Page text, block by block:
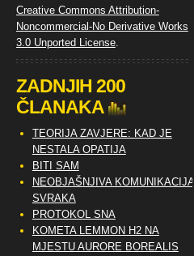
Creative Commons Attribution-
Noncommercial-No Derivative Works
3.0 Unported License.
ZADNJIH 200
ČLANAKA
TEORIJA ZAVJERE: KAD JE
NESTALA OPATIJA
BITI SAM
NEOBJAŠNJIVA KOMUNIKACIJA
SVRAKA
PROTOKOL SNA
KOMETA LEMMON H2 NA
MJESTU AURORE BOREALIS